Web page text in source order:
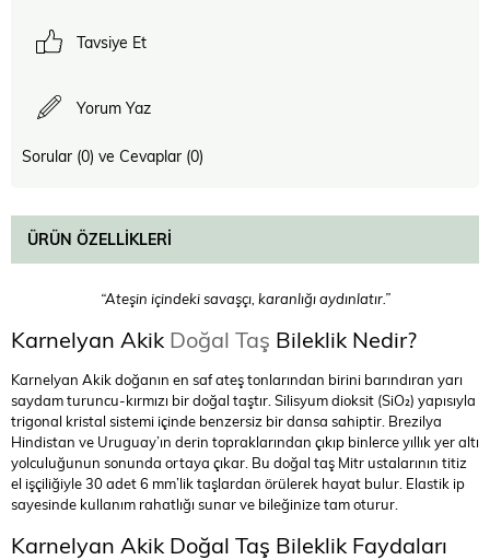
Tavsiye Et
Yorum Yaz
Sorular (0) ve Cevaplar (0)
ÜRÜN ÖZELLIKLERI
“Ateşin içindeki savaşçı, karanlığı aydınlatır.”
Karnelyan Akik Doğal Taş Bileklik Nedir?
Karnelyan Akik doğanın en saf ateş tonlarından birini barındıran yarı
saydam turuncu-kırmızı bir doğal taştır. Silisyum dioksit (SiO₂) yapısıyla
trigonal kristal sistemi içinde benzersiz bir dansa sahiptir. Brezilya
Hindistan ve Uruguay’ın derin topraklarından çıkıp binlerce yıllık yer altı
yolculuğunun sonunda ortaya çıkar. Bu doğal taş Mitr ustalarının titiz
el işçiliğiyle 30 adet 6 mm’lik taşlardan örülerek hayat bulur. Elastik ip
sayesinde kullanım rahatlığı sunar ve bileğinize tam oturur.
Karnelyan Akik Doğal Taş Bileklik Faydaları